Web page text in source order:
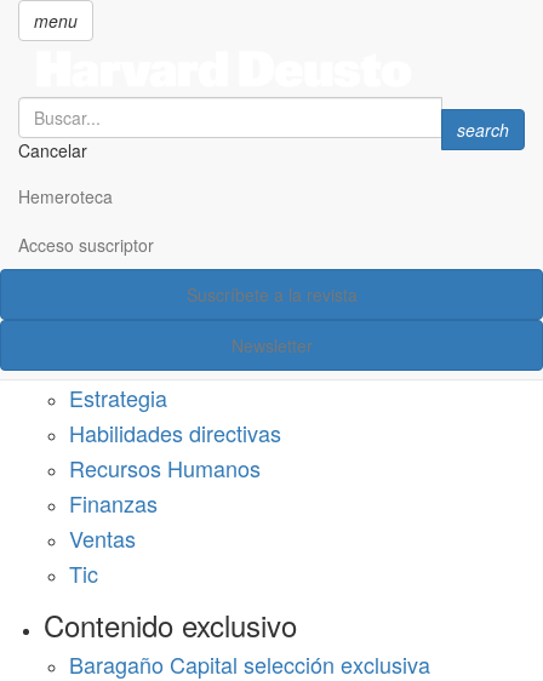
principal
menu
Search
Cancelar
Search
search
Hemeroteca
Acceso suscriptor
Suscríbete a la revista
Newsletter
Acceso suscriptor
Estrategia
Habilidades directivas
Recursos Humanos
Finanzas
Ventas
Tic
Contenido exclusivo
Baragaño Capital selección exclusiva